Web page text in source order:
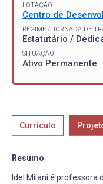
LOTAÇÃO
Centro de
REGIME / JORNADA DE
Estatutário /
SITUAÇÃO
Ativo Permanente
Currículo
Resumo
Idel Milani é professora